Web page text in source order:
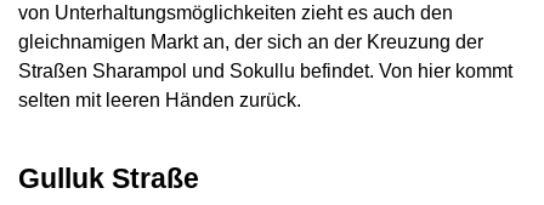
von Unterhaltungsmöglichkeiten zieht es auch den
gleichnamigen Markt an, der sich an der Kreuzung der
Straßen Sharampol und Sokullu befindet. Von hier kommt
selten mit leeren Händen zurück.
Gulluk Straße